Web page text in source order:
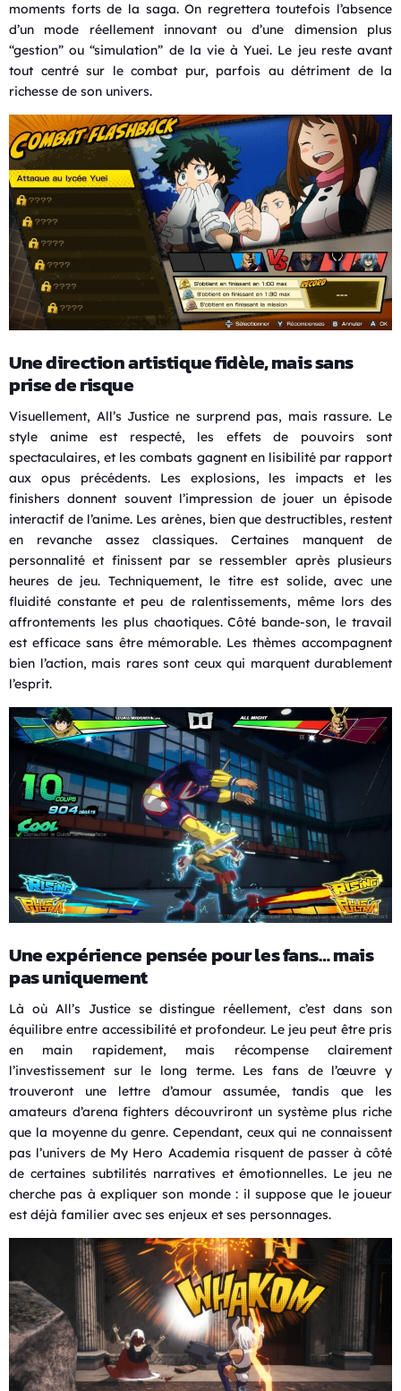
moments forts de la saga. On regrettera toutefois l’absence
d’un mode réellement innovant ou d’une dimension plus
“gestion” ou “simulation” de la vie à Yuei. Le jeu reste avant
tout centré sur le combat pur, parfois au détriment de la
richesse de son univers.
Une direction artistique fidèle, mais sans
prise de risque
Visuellement, All’s Justice ne surprend pas, mais rassure. Le
style anime est respecté, les effets de pouvoirs sont
spectaculaires, et les combats gagnent en lisibilité par rapport
aux opus précédents. Les explosions, les impacts et les
finishers donnent souvent l’impression de jouer un épisode
interactif de l’anime. Les arènes, bien que destructibles, restent
en revanche assez classiques. Certaines manquent de
personnalité et finissent par se ressembler après plusieurs
heures de jeu. Techniquement, le titre est solide, avec une
fluidité constante et peu de ralentissements, même lors des
affrontements les plus chaotiques. Côté bande-son, le travail
est efficace sans être mémorable. Les thèmes accompagnent
bien l’action, mais rares sont ceux qui marquent durablement
l’esprit.
Une expérience pensée pour les fans… mais
pas uniquement
Là où All’s Justice se distingue réellement, c’est dans son
équilibre entre accessibilité et profondeur. Le jeu peut être pris
en main rapidement, mais récompense clairement
l’investissement sur le long terme. Les fans de l’œuvre y
trouveront une lettre d’amour assumée, tandis que les
amateurs d’arena fighters découvriront un système plus riche
que la moyenne du genre. Cependant, ceux qui ne connaissent
pas l’univers de My Hero Academia risquent de passer à côté
de certaines subtilités narratives et émotionnelles. Le jeu ne
cherche pas à expliquer son monde : il suppose que le joueur
est déjà familier avec ses enjeux et ses personnages.